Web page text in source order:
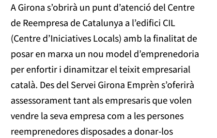
A Girona s’obrirà un punt d’atenció del Centre
de Reempresa de Catalunya a l’edifici CIL
(Centre d’Iniciatives Locals) amb la finalitat de
posar en marxa un nou model d’emprenedoria
per enfortir i dinamitzar el teixit empresarial
català. Des del Servei Girona Emprèn s’oferirà
assessorament tant als empresaris que volen
vendre la seva empresa com a les persones
reemprenedores disposades a donar-los